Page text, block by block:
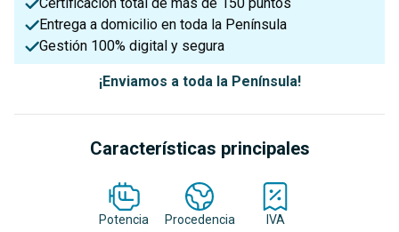
Certificación total de más de 150 puntos
Entrega a domicilio en toda la Península
Gestión 100% digital y segura
¡Enviamos a toda la Península!
Características principales
Potencia Procedencia IVA